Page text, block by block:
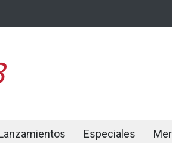
Especiales